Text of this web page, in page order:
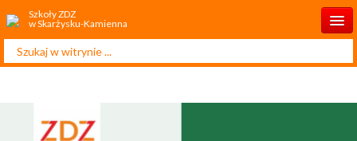
Szkoły ZDZ
w Skarżysku-Kamienna
Start
Aktualności
Szukaj...